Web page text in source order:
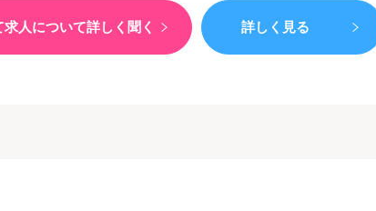
求人について詳しく聞く 詳しく見る